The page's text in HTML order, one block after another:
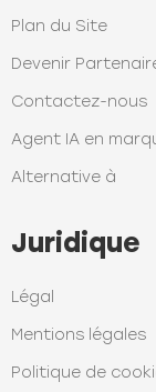
Plan du Site
Devenir
Contactez-nous
Agent IA en
Alternative à
Juridique
Légal
Mentions légales
Politique de